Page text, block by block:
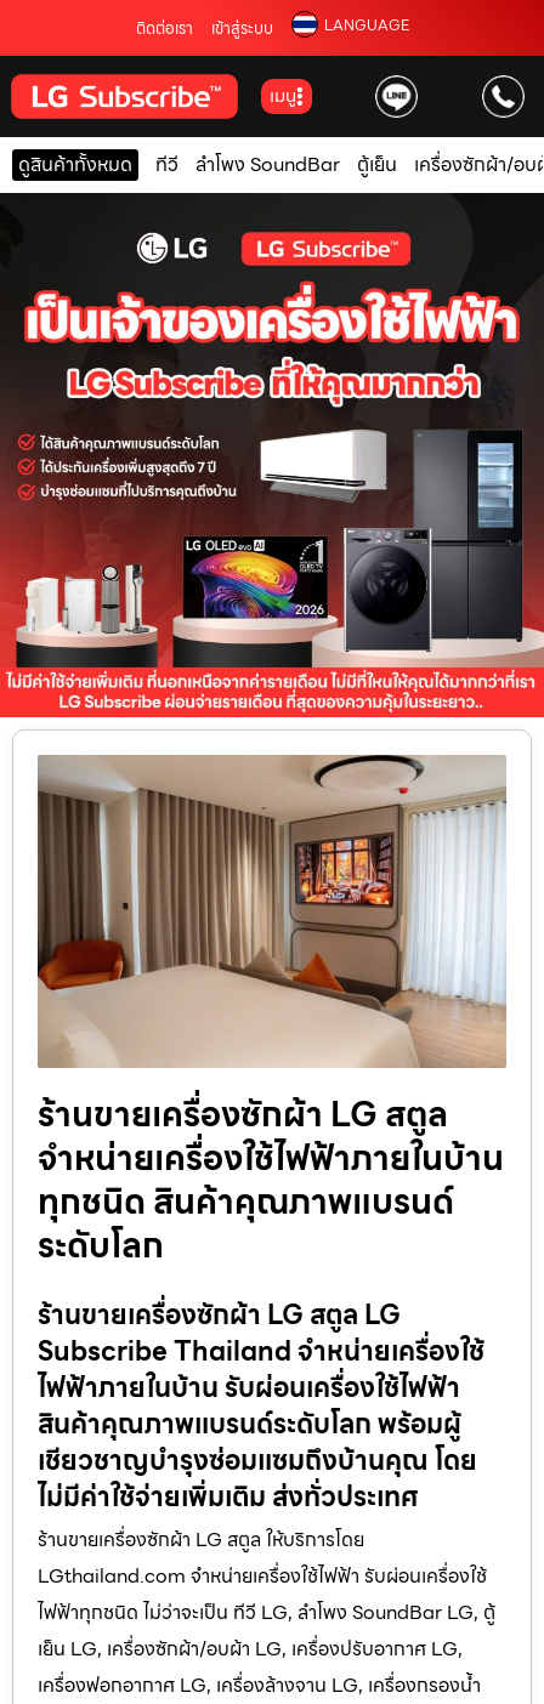
ติดต่อเรา เข้าสู่ระบบ LANGUAGE
เมนู
ดูสินค้าทั้งหมด ทีวี ลำโพง SoundBar ตู้เย็น เครื่องซักผ้า/อบ
ร้านขายเครื่องซักผ้า LG สตูล
จำหน่ายเครื่องใช้ไฟฟ้าภายในบ้าน
ทุกชนิด สินค้าคุณภาพแบรนด์
ระดับโลก
ร้านขายเครื่องซักผ้า LG สตูล LG
Subscribe Thailand จำหน่ายเครื่องใช้
ไฟฟ้าภายในบ้าน รับผ่อนเครื่องใช้ไฟฟ้า
สินค้าคุณภาพแบรนด์ระดับโลก พร้อมผู้
เชียวชาญบำรุงซ่อมแซมถึงบ้านคุณ โดย
ไม่มีค่าใช้จ่ายเพิ่มเติม ส่งทั่วประเทศ
ร้านขายเครื่องซักผ้า LG สตูล ให้บริการโดย
LGthailand.com จำหน่ายเครื่องใช้ไฟฟ้า รับผ่อนเครื่องใช้
ไฟฟ้าทุกชนิด ไม่ว่าจะเป็น ทีวี LG, ลำโพง SoundBar LG, ตู้
เย็น LG, เครื่องซักผ้า/อบผ้า LG, เครื่องปรับอากาศ LG,
เครื่องฟอกอากาศ LG, เครื่องล้างจาน LG, เครื่องกรองน้ำ